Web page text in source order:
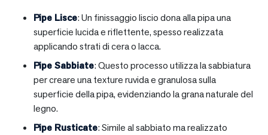
Pipe Lisce: Un finissaggio liscio dona alla pipa una
superficie lucida e riflettente, spesso realizzata
applicando strati di cera o lacca.
Pipe Sabbiate: Questo processo utilizza la sabbiatura
per creare una texture ruvida e granulosa sulla
superficie della pipa, evidenziando la grana naturale del
legno.
Pipe Rusticate: Simile al sabbiato ma realizzato